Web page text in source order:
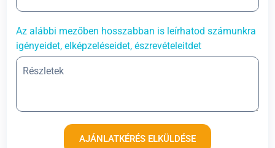
Az alábbi mezőben hosszabban is leírhatod számunkra
igényeidet, elképzeléseidet, észrevételeitdet
AJÁNLATKÉRÉS ELKÜLDÉSE